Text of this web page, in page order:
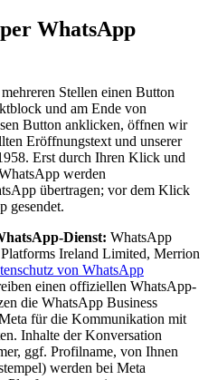
WhatsApp
Stellen einen Button
und am Ende von
Button anklicken, öffnen wir
Eröffnungstext und unserer
Erst durch Ihren Klick und
werden
übertragen; vor dem Klick
gesendet.
Dienst: WhatsApp
Ireland Limited, Merrion
von WhatsApp
einen offiziellen WhatsApp-
die WhatsApp Business
für die Kommunikation mit
Inhalte der Konversation
ggf. Profilname, von Ihnen
werden bei Meta